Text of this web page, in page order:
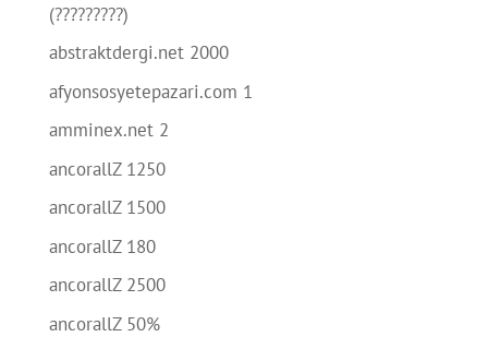
(?????????)
abstraktdergi.net 2000
afyonsosyetepazari.com 1
amminex.net 2
ancorallZ 1250
ancorallZ 1500
ancorallZ 180
ancorallZ 2500
ancorallZ 50%